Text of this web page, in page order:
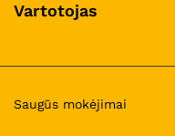
Vartotojas
Saugūs mokėjimai